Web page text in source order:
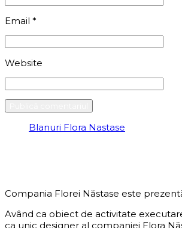
Email *
Website
Blanuri Flora Nastase
Compania Florei Năstase este
Având ca obiect de activitate
ca unic designer al companiei Flora